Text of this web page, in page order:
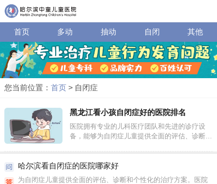
首页 多动 抽动 自闭 其他
您当前位置： 首页> 自闭症
黑龙江看小孩自闭症好的医院排名
医院拥有专业的儿科医疗团队和先进的诊疗设
备，能够为自闭症儿童提供全面的评估、诊断和
助孤独症儿童提高生活自理能力和社交能力。
哈尔滨看自闭症的医院哪家好
为自闭症儿童提供全面的评估、诊断和个性化的治疗方案。医院